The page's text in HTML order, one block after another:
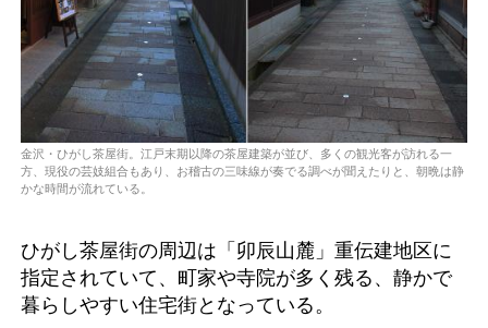
金沢・ひがし茶屋街。江戸末期以降の茶屋建築が並び、多くの観光客が訪れる一
方、現役の芸妓組合もあり、お稽古の三味線が奏でる調べが聞えたりと、朝晩は静
かな時間が流れている。
ひがし茶屋街の周辺は「卯辰山麓」重伝建地区に
指定されていて、町家や寺院が多く残る、静かで
暮らしやすい住宅街となっている。